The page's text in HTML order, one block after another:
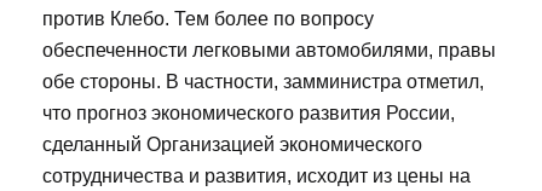
против Клебо. Тем более по вопросу
обеспеченности легковыми автомобилями, правы
обе стороны. В частности, замминистра отметил,
что прогноз экономического развития России,
сделанный Организацией экономического
сотрудничества и развития, исходит из цены на